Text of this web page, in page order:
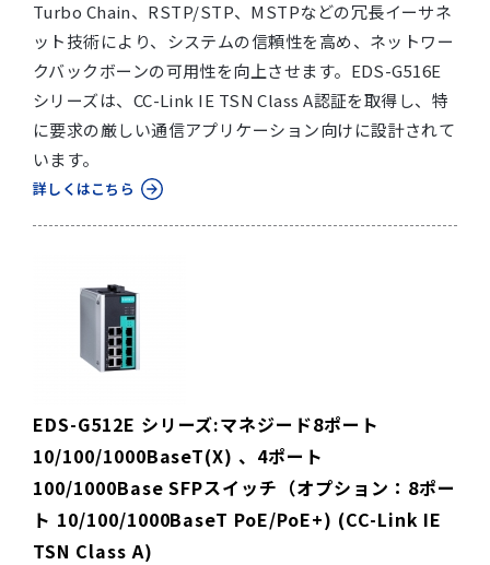
Turbo Chain、RSTP/STP、MSTPなどの冗長イーサネ
ット技術により、システムの信頼性を高め、ネットワー
クバックボーンの可用性を向上させます。EDS-G516E
シリーズは、CC-Link IE TSN Class A認証を取得し、特
に要求の厳しい通信アプリケーション向けに設計されて
います。
詳しくはこちら
EDS-G512E シリーズ:マネジード8ポート
10/100/1000BaseT(X) 、4ポート
100/1000Base SFPスイッチ（オプション：8ポー
ト 10/100/1000BaseT PoE/PoE+) (CC-Link IE
TSN Class A)